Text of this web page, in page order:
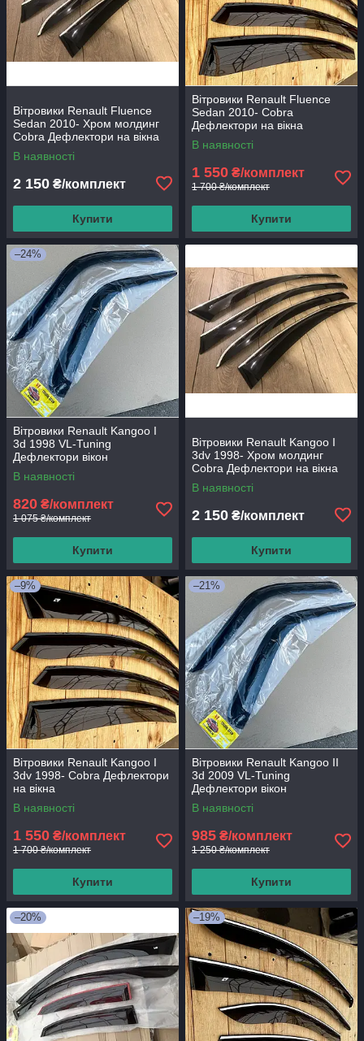
Вітровики Renault Fluence
Sedan 2010- Хром молдинг
Cobra Дефлектори на вікна
В наявності
2 150 ₴/комплект
Купити
Вітровики Renault Fluence
Sedan 2010- Cobra
Дефлектори на вікна
В наявності
1 550 ₴/комплект
1 700 ₴/комплект
Купити
–24%
Вітровики Renault Kangoo I
3d 1998 VL-Tuning
Дефлектори вікон
В наявності
820 ₴/комплект
1 075 ₴/комплект
Купити
Вітровики Renault Kangoo I
3dv 1998- Хром молдинг
Cobra Дефлектори на вікна
В наявності
2 150 ₴/комплект
Купити
–9%
Вітровики Renault Kangoo I
3dv 1998- Cobra Дефлектори
на вікна
В наявності
1 550 ₴/комплект
1 700 ₴/комплект
Купити
–21%
Вітровики Renault Kangoo II
3d 2009 VL-Tuning
Дефлектори вікон
В наявності
985 ₴/комплект
1 250 ₴/комплект
Купити
–20% –19%